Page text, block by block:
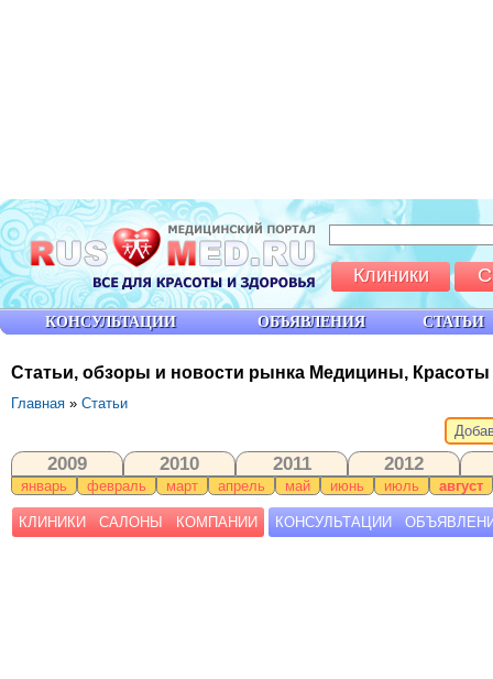
Статьи, обзоры и новости рынка Медицины,
Главная » Статьи
2009 2010 2011 2012
январь февраль март апрель май июнь июль август
КЛИНИКИ САЛОНЫ КОМПАНИИ КОНСУЛЬТАЦИИ
КОНСУЛЬТАЦИИ ОБЪЯВЛЕНИЯ СТАТЬИ
Клиники